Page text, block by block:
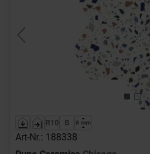
Previous
Art-Nr.: 188338